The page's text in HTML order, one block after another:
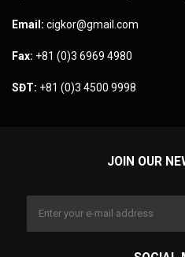
Email: cigkor@gmail.com
Fax: +81 (0)3 6969 4980
SĐT: +81 (0)3 4500 9998
JOIN OUR